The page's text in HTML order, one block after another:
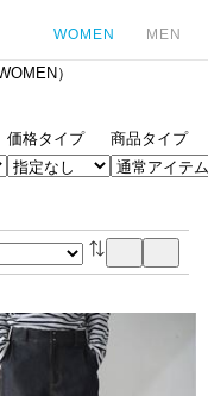
WOMEN MEN
）
価格タイプ 商品タイプ